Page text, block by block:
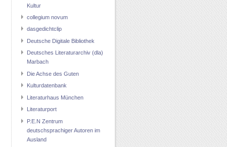
Kultur
collegium novum
dasgedichtclip
Deutsche Digitale Bibliothek
Deutsches Literaturarchiv (dla)
Marbach
Die Achse des Guten
Kulturdatenbank
Literaturhaus München
Literaturport
P.E.N Zentrum
deutschsprachiger Autoren im
Ausland